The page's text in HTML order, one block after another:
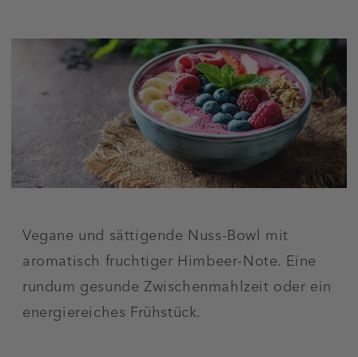
Vegane und sättigende Nuss-Bowl mit
aromatisch fruchtiger Himbeer-Note. Eine
rundum gesunde Zwischenmahlzeit oder ein
energiereiches Frühstück.